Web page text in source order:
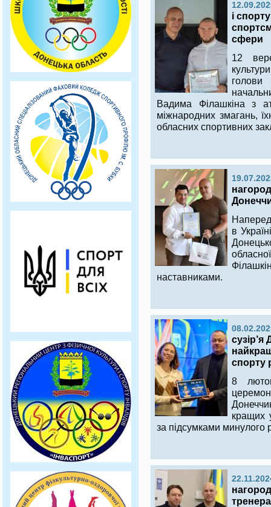
і
сфери
12
голови
Вадима Філашкіна з
міжнародних змагань,
обласних спортивних
в
наставниками.
спорту
8
кращих
за підсумками минулого